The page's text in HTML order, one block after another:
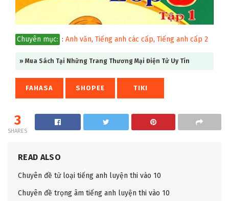
Chuyên mục: : Anh văn, Tiếng anh các cấp, Tiếng anh cấp 2
» Mua Sách Tại Những Trang Thương Mại Điện Tử Uy Tín
FAHASA SHOPEE TIKI
3
SHARES
READ ALSO
Chuyên đề từ loại tiếng anh luyện thi vào 10
Chuyên đề trọng âm tiếng anh luyện thi vào 10